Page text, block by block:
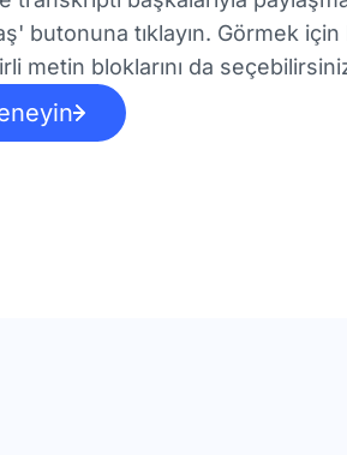
butonuna tıklayın. Görmek
metin bloklarını da